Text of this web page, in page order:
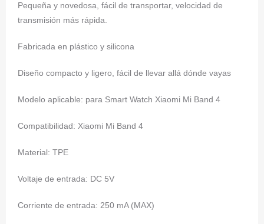
Pequeña y novedosa, fácil de transportar, velocidad de
transmisión más rápida.
Fabricada en plástico y silicona
Diseño compacto y ligero, fácil de llevar allá dónde vayas
Modelo aplicable: para Smart Watch Xiaomi Mi Band 4
Compatibilidad: Xiaomi Mi Band 4
Material: TPE
Voltaje de entrada: DC 5V
Corriente de entrada: 250 mA (MAX)